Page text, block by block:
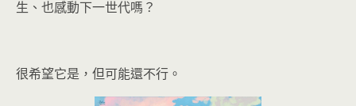
生、也感動下一世代嗎？
很希望它是，但可能還不行。